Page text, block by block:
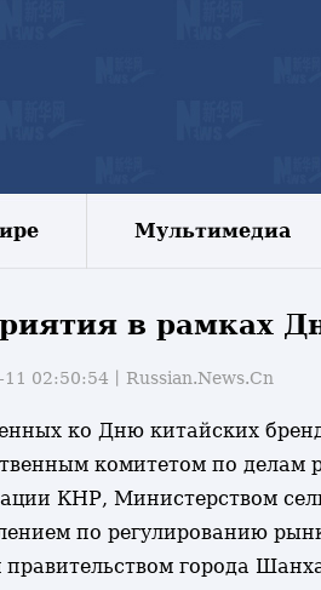
Мультимедиа
в рамках
02:50:54丨 Russian.News.Cn
ко Дню китайских
комитетом по
КНР, Министерством
по регулированию
города